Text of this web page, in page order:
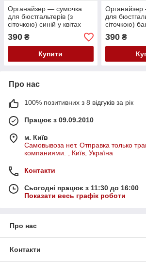
Органайзер — сумочка
для бюстгальтерів (з
сіточкою) синій у квітах
390 ₴
Купити
для
сіточкою)
390₴
Про нас
100% позитивних з 8 відгуків за рік
Працює з 09.09.2010
м. Київ
Самовывоза нет. Отправка только
компаниями. , Київ, Україна
Контакти
Сьогодні працює з 11:30 до 16:00
Показати весь графік роботи
Про нас
Контакти